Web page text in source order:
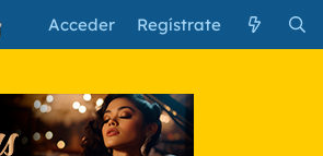
Acceder Regístrate